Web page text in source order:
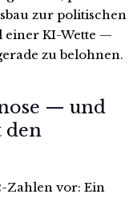
zur politischen
einer KI-Wette —
zu belohnen.
— und
den
Zahlen vor: Ein